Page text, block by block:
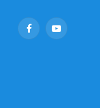
FacebookYouTube